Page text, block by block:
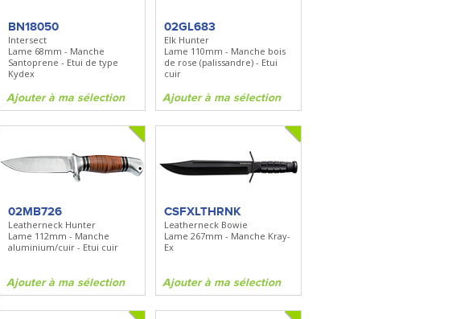
BN18050
Intersect
Lame 68mm - Manche
Santoprene - Etui de type
Kydex
Ajouter à ma sélection
02GL683
Elk Hunter
Lame 110mm - Manche bois
de rose (palissandre) - Etui
cuir
Ajouter à ma sélection
02MB726
Leatherneck Hunter
Lame 112mm - Manche
aluminium/cuir - Etui cuir
Ajouter à ma sélection
CSFXLTHRNK
Leatherneck Bowie
Lame 267mm - Manche Kray-
Ex
Ajouter à ma sélection